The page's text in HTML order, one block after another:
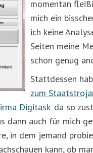
momentan
mich ein
ich keine
Seiten meine
schon genug
Stattdessen
zum
Digitask da so
dann auch für mich
in dem jemand
kann, ob